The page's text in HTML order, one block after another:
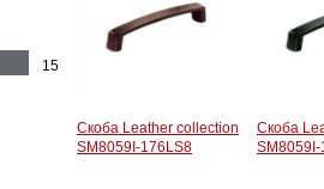
15
Скоба Leather collection
SM8059I-176LS8
Скоба
SM8059I-